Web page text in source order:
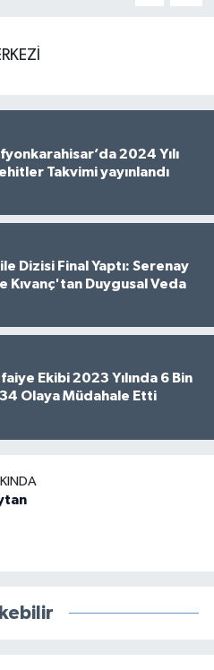
2024 Yılı
Takvimi yayınlandı
Dizisi Final Yaptı: Serenay
Kıvanç'tan Duygusal Veda
Ekibi 2023 Yılında 6 Bin
Olaya Müdahale Etti